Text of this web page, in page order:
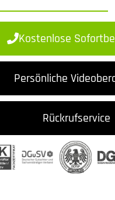
Kostenlose
Persönliche
Rückrufservice